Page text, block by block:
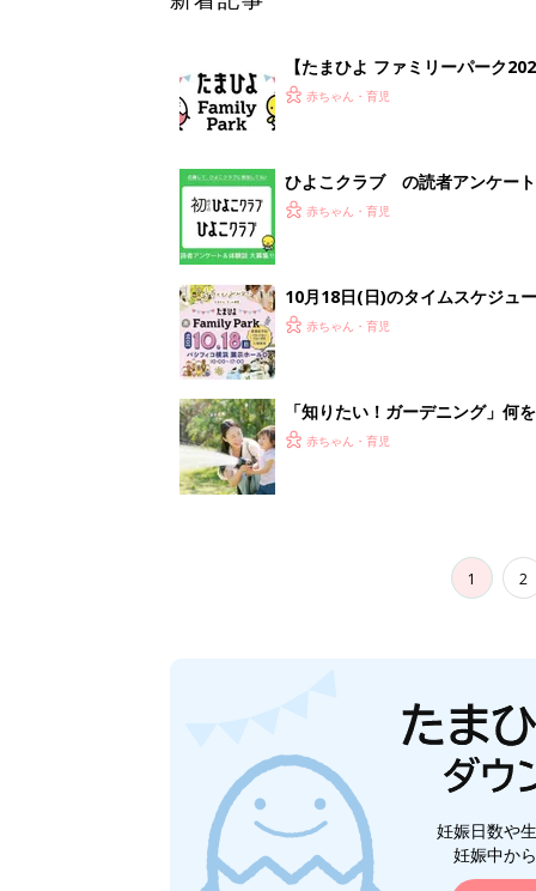
【たまひよ ファミリーパーク
赤ちゃん・育児
ひよこクラブ の読者アンケー
赤ちゃん・育児
10月18日(日)のタイムスケジュ
赤ちゃん・育児
「知りたい！ガーデニング」何
赤ちゃん・育児
1 2
妊娠日数や
妊娠中か